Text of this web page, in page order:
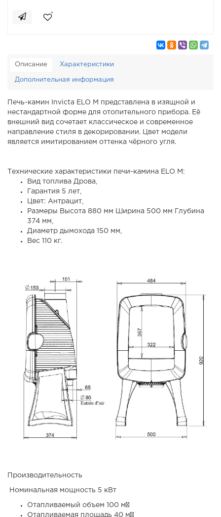
Описание Характеристики
Дополнительная информация
Печь-камин Invicta ELO М представлена в изящной и
нестандартной форме для отопительного прибора. Её
внешний вид сочетает классическое и современное
направление стиля в декорировании. Цвет модели
является имитированием оттенка чёрного угля.
Технические характеристики печи-камина ELO М:
Вид топлива Дрова,
Гарантия 5 лет,
Цвет: Антрацит,
Размеры Высота 880 мм Ширина 500 мм Глубина
374 мм,
Диаметр дымохода 150 мм,
Вес 110 кг.
Производительность
Номинальная мощность 5 кВт
Отапливаемый объем 100 м³
Отапливаемая площадь 40 м²